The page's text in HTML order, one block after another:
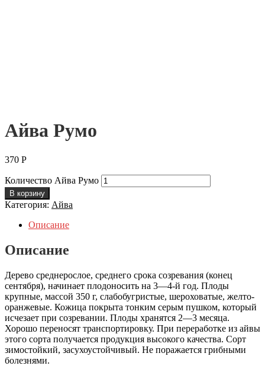
Айва Румо
370 Р
Количество Айва Румо
В корзину
Категория: Айва
Описание
Описание
Дерево среднерослое, среднего срока созревания (конец
сентября), начинает плодоносить на 3—4-й год. Плоды
крупные, массой 350 г, слабобугристые, шероховатые, желто-
оранжевые. Кожица покрыта тонким серым пушком, который
исчезает при созревании. Плоды хранятся 2—3 месяца.
Хорошо переносят транспортировку. При переработке из айвы
этого сорта получается продукция высокого качества. Сорт
зимостойкий, засухоустойчивый. Не поражается грибными
болезнями.